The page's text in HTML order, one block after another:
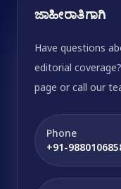
ಜಾಹೀರಾತಿಗಾಗಿ
Have questions
editorial
page or call our
Phone
+91-